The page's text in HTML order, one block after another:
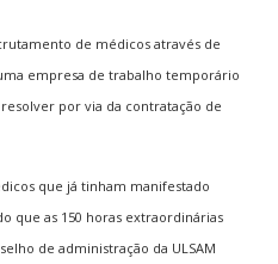
de médicos através de
empresa de trabalho temporário
por via da contratação de
que já tinham manifestado
que as 150 horas extraordinárias
de administração da ULSAM